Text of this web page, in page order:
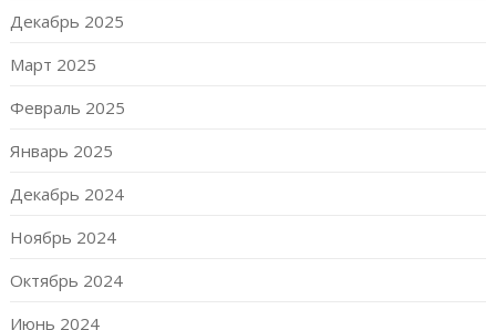
Декабрь 2025
Март 2025
Февраль 2025
Январь 2025
Декабрь 2024
Ноябрь 2024
Октябрь 2024
Июнь 2024